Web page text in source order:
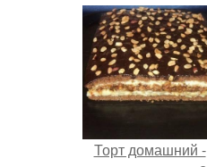
Торт домашний -